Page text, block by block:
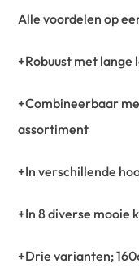
Alle voordelen op
+Robuust met lange
+Combineerbaar
assortiment
+In verschillende
+In 8 diverse mooie
+Drie varianten;